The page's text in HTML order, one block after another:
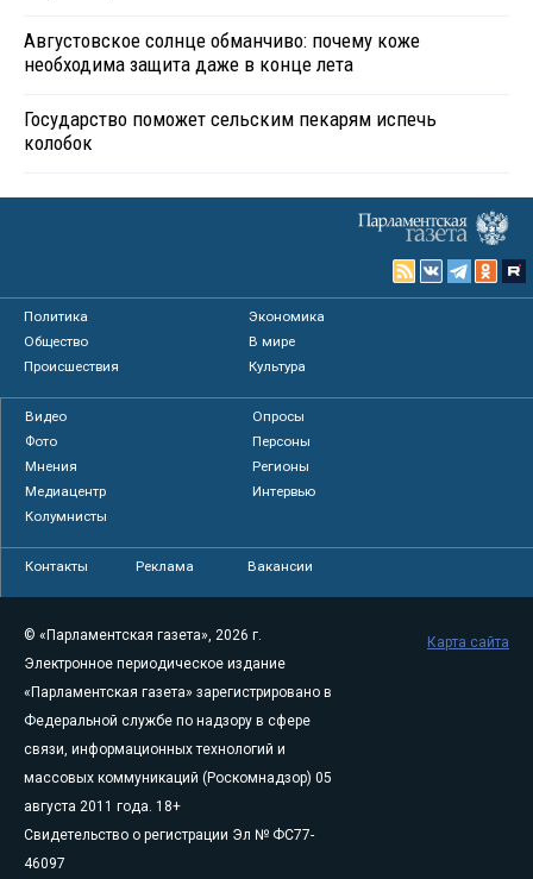
Августовское солнце обманчиво: почему коже
необходима защита даже в конце лета
Государство поможет сельским пекарям испечь
колобок
Политика
Экономика
Общество
В мире
Происшествия
Культура
Видео
Опросы
Фото
Персоны
Мнения
Регионы
Медиацентр
Интервью
Колумнисты
Контакты Реклама Вакансии
© «Парламентская газета», 2026 г.
Электронное периодическое издание
«Парламентская газета» зарегистрировано в
Федеральной службе по надзору в сфере
связи, информационных технологий и
массовых коммуникаций (Роскомнадзор) 05
августа 2011 года. 18+
Свидетельство о регистрации Эл № ФС77-
46097
Карта сайта